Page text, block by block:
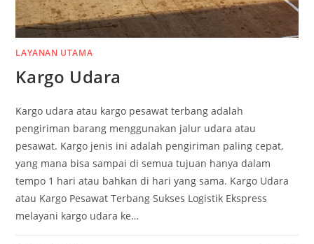
LAYANAN UTAMA
Kargo Udara
Kargo udara atau kargo pesawat terbang adalah
pengiriman barang menggunakan jalur udara atau
pesawat. Kargo jenis ini adalah pengiriman paling cepat,
yang mana bisa sampai di semua tujuan hanya dalam
tempo 1 hari atau bahkan di hari yang sama. Kargo Udara
atau Kargo Pesawat Terbang Sukses Logistik Ekspress
melayani kargo udara ke…